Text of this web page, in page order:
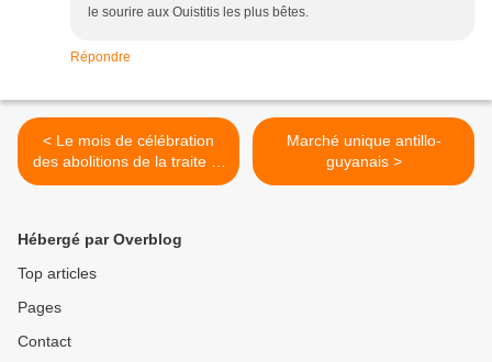
le sourire aux Ouistitis les plus bêtes.
Répondre
< Le mois de célébration
des abolitions de la traite et
de l'esclavage
Marché unique antillo-
guyanais >
Hébergé par Overblog
Top articles
Pages
Contact